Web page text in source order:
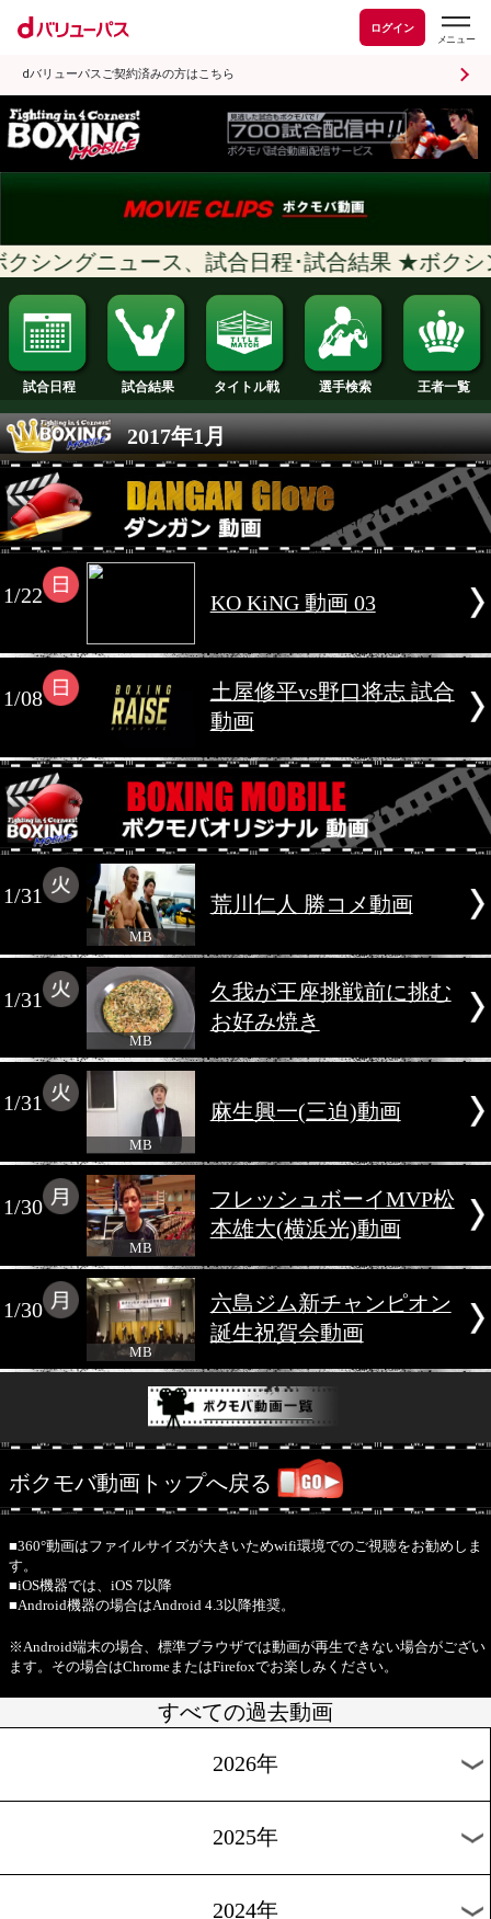
ログイン
dバリューパスご契約済みの方はこちら
シングニュース、試合日程･試合結果 ★
試合日程 試合結果 タイトル戦 選手検索
2017年1月
KO KiNG 動画 03
1/08 土屋修平vs野口将
1/31
MB
荒川仁人 勝コメ動
1/31
MB
久我が王座挑戦前
お好み焼き
麻生興一(三迫)動画
1/30
MB
フレッシュボーイ
本雄大(横浜光)動画
1/30
誕生祝賀会動画